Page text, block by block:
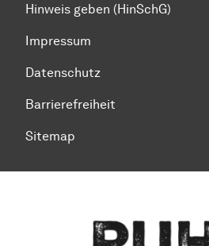
Hinweis geben (HinSchG)
Impressum
Datenschutz
Barrierefreiheit
Sitemap